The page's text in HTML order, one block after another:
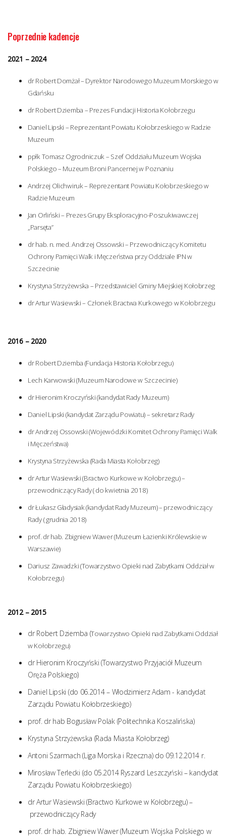
Poprzednie kadencje
2021 – 2024
dr Robert Domżał – Dyrektor Narodowego Muzeum Morskiego w
Gdańsku
dr Robert Dziemba – Prezes Fundacji Historia Kołobrzegu
Daniel Lipski – Reprezentant Powiatu Kołobrzeskiego w Radzie
Muzeum
ppłk Tomasz Ogrodniczuk – Szef Oddziału Muzeum Wojska
Polskiego – Muzeum Broni Pancernej w Poznaniu
Andrzej Olichwiruk – Reprezentant Powiatu Kołobrzeskiego w
Radzie Muzeum
Jan Orliński – Prezes Grupy Eksploracyjno-Poszukiwawczej
„Parsęta”
dr hab. n. med. Andrzej Ossowski – Przewodniczący Komitetu
Ochrony Pamięci Walk i Męczeństwa przy Oddziale IPN w
Szczecinie
Krystyna Strzyżewska – Przedstawiciel Gminy Miejskiej Kołobrzeg
dr Artur Wasiewski – Członek Bractwa Kurkowego w Kołobrzegu
2016 – 2020
dr Robert Dziemba (Fundacja Historia Kołobrzegu)
Lech Karwowski (Muzeum Narodowe w Szczecinie)
dr Hieronim Kroczyński (kandydat Rady Muzeum)
Daniel Lipski (kandydat Zarządu Powiatu) – sekretarz Rady
dr Andrzej Ossowski (Wojewódzki Komitet Ochrony Pamięci Walk
i Męczeństwa)
Krystyna Strzyżewska (Rada Miasta Kołobrzeg)
dr Artur Wasiewski (Bractwo Kurkowe w Kołobrzegu) –
przewodniczący Rady ( do kwietnia 2018)
dr Łukasz Gładysiak (kandydat Rady Muzeum) – przewodniczący
Rady ( grudnia 2018)
prof. dr hab. Zbigniew Wawer (Muzeum Łazienki Królewskie w
Warszawie)
Dariusz Zawadzki (Towarzystwo Opieki nad Zabytkami Oddział w
Kołobrzegu)
2012 – 2015
dr Robert Dziemba (Towarzystwo Opieki nad Zabytkami Oddział
w Kołobrzegu)
dr Hieronim Kroczyński (Towarzystwo Przyjaciół Muzeum
Oręża Polskiego)
Daniel Lipski (do 06.2014 – Włodzimierz Adam - kandydat
Zarządu Powiatu Kołobrzeskiego)
prof. dr hab Bogusław Polak (Politechnika Koszalińska)
Krystyna Strzyżewska (Rada Miasta Kołobrzeg)
Antoni Szarmach (Liga Morska i Rzeczna) do 09.12.2014 r.
Mirosław Terlecki (do 05.2014 Ryszard Leszczyński – kandydat
Zarządu Powiatu Kołobrzeskiego)
dr Artur Wasiewski (Bractwo Kurkowe w Kołobrzegu) –
przewodniczący Rady
prof. dr hab. Zbigniew Wawer (Muzeum Wojska Polskiego w